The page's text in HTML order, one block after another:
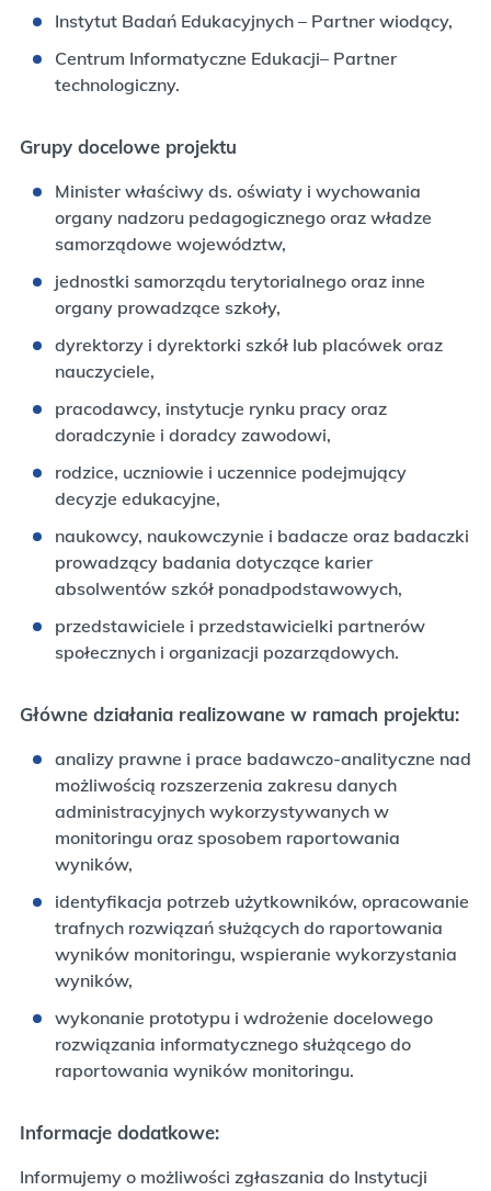
Instytut Badań Edukacyjnych – Partner wiodący,
Centrum Informatyczne Edukacji– Partner
technologiczny.
Grupy docelowe projektu
Minister właściwy ds. oświaty i wychowania
organy nadzoru pedagogicznego oraz władze
samorządowe województw,
jednostki samorządu terytorialnego oraz inne
organy prowadzące szkoły,
dyrektorzy i dyrektorki szkół lub placówek oraz
nauczyciele,
pracodawcy, instytucje rynku pracy oraz
doradczynie i doradcy zawodowi,
rodzice, uczniowie i uczennice podejmujący
decyzje edukacyjne,
naukowcy, naukowczynie i badacze oraz badaczki
prowadzący badania dotyczące karier
absolwentów szkół ponadpodstawowych,
przedstawiciele i przedstawicielki partnerów
społecznych i organizacji pozarządowych.
Główne działania realizowane w ramach projektu:
analizy prawne i prace badawczo-analityczne nad
możliwością rozszerzenia zakresu danych
administracyjnych wykorzystywanych w
monitoringu oraz sposobem raportowania
wyników,
identyfikacja potrzeb użytkowników, opracowanie
trafnych rozwiązań służących do raportowania
wyników monitoringu, wspieranie wykorzystania
wyników,
wykonanie prototypu i wdrożenie docelowego
rozwiązania informatycznego służącego do
raportowania wyników monitoringu.
Informacje dodatkowe:
Informujemy o możliwości zgłaszania do Instytucji